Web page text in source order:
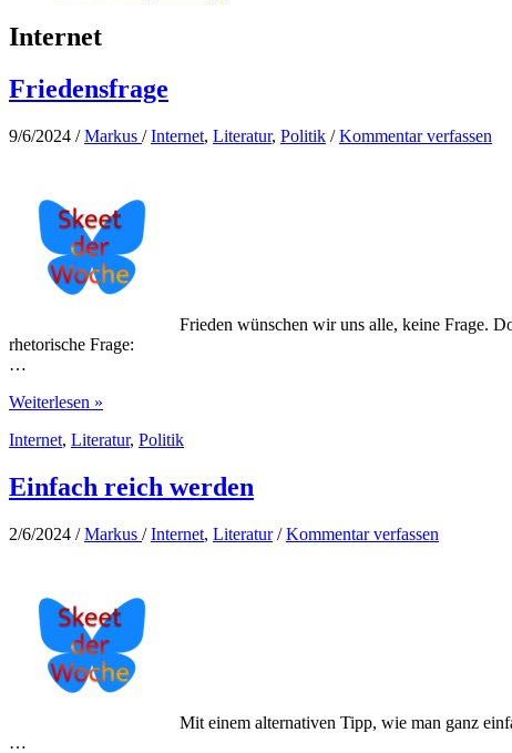
Internet
Friedensfrage
9/6/2024 /Markus /Internet, Literatur, Politik /Kommentar verfassen
Frieden wünschen wir uns alle, keine Frage.
rhetorische Frage:
…
Friedensfrage
Weiterlesen »
Internet, Literatur, Politik
Einfach reich werden
2/6/2024 /Markus /Internet, Literatur/Kommentar verfassen
Mit einem alternativen Tipp, wie man ganz
…